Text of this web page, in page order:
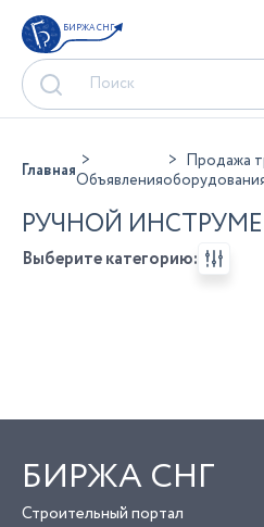
БИРЖА СНГ
ГлавнаяОбъявления
Продажа
РУЧНОЙ
Выберите категорию:
БИРЖА СНГ
Строительный портал